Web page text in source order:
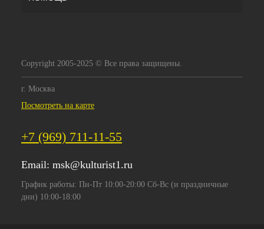
Copyright 2005-2025 © Все права защищены.
г. Москва
Посмотреть на карте
+7 (969) 711-11-55
Email: msk@kulturist1.ru
График работы: Пн-Пт 10:00-20:00 Сб-Вс (и праздничные
дни) 10:00-18:00